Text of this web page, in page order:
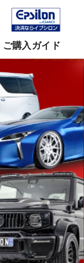
ご購入ガイド